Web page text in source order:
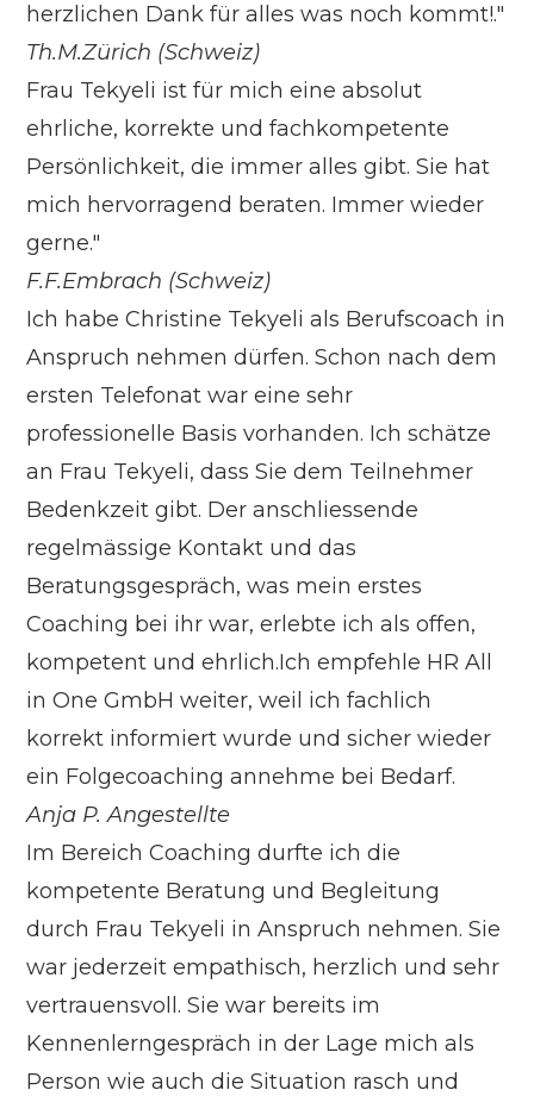
herzlichen Dank für alles was noch kommt!."
Th.M.Zürich (Schweiz)
Frau Tekyeli ist für mich eine absolut
ehrliche, korrekte und fachkompetente
Persönlichkeit, die immer alles gibt. Sie hat
mich hervorragend beraten. Immer wieder
gerne."
F.F.Embrach (Schweiz)
Ich habe Christine Tekyeli als Berufscoach in
Anspruch nehmen dürfen. Schon nach dem
ersten Telefonat war eine sehr
professionelle Basis vorhanden. Ich schätze
an Frau Tekyeli, dass Sie dem Teilnehmer
Bedenkzeit gibt. Der anschliessende
regelmässige Kontakt und das
Beratungsgespräch, was mein erstes
Coaching bei ihr war, erlebte ich als offen,
kompetent und ehrlich.Ich empfehle HR All
in One GmbH weiter, weil ich fachlich
korrekt informiert wurde und sicher wieder
ein Folgecoaching annehme bei Bedarf.
Anja P.Angestellte
Im Bereich Coaching durfte ich die
kompetente Beratung und Begleitung
durch Frau Tekyeli in Anspruch nehmen. Sie
war jederzeit empathisch, herzlich und sehr
vertrauensvoll. Sie war bereits im
Kennenlerngespräch in der Lage mich als
Person wie auch die Situation rasch und